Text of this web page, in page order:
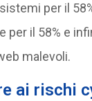
per il
per il 58% e
malevoli.
ai rischi